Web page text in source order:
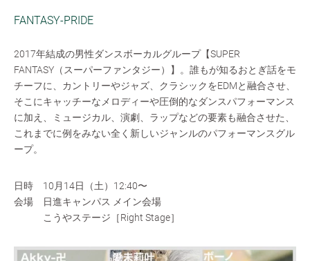
FANTASY-PRIDE
2017年結成の男性ダンスボーカルグループ【SUPER
FANTASY（スーパーファンタジー）】。誰もが知るおとぎ話をモ
チーフに、カントリーやジャズ、クラシックをEDMと融合させ、
そこにキャッチーなメロディーや圧倒的なダンスパフォーマンス
に加え、ミュージカル、演劇、ラップなどの要素も融合させた、
これまでに例をみない全く新しいジャンルのパフォーマンスグル
ープ。
日時 10月14日（土）12:40〜
会場 日進キャンパス メイン会場
こうやステージ［Right Stage］